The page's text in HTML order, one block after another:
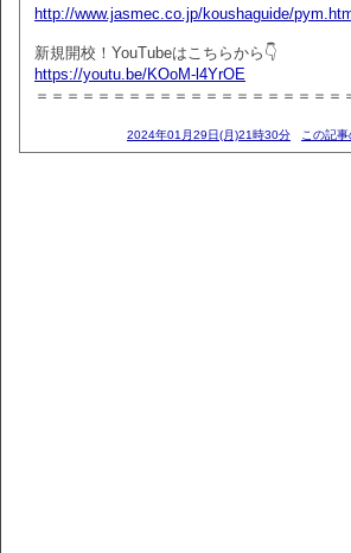
http://www.jasmec.co.jp/koushaguide/
新規開校！YouTubeはこちらから👇
https://youtu.be/KOoM-l4YrOE
＝＝＝＝＝＝＝＝＝＝＝＝＝＝＝＝＝＝＝＝
2024年01月29日(月)21時30分 この記事